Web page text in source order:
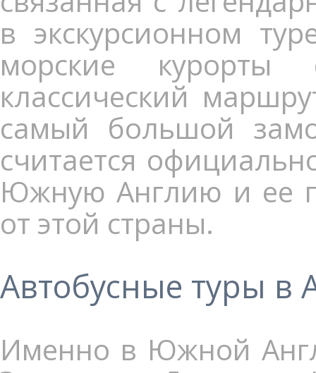
в экскурсионном
морские
классический
самый большой
считается
Южную Англию и ее
от этой страны.
Автобусные туры
Именно в Южной